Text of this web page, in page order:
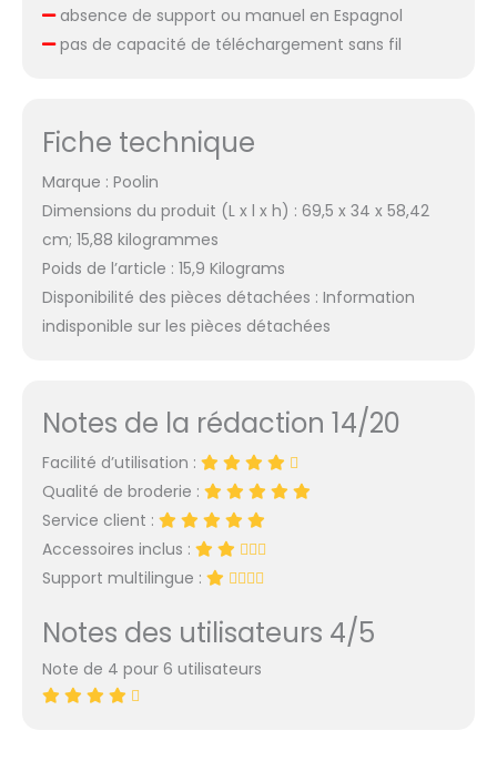
absence de support ou manuel en Espagnol
pas de capacité de téléchargement sans fil
Fiche technique
Marque : Poolin
Dimensions du produit (L x l x h) : 69,5 x 34 x 58,42
cm; 15,88 kilogrammes
Poids de l’article : 15,9 Kilograms
Disponibilité des pièces détachées : Information
indisponible sur les pièces détachées
Notes de la rédaction 14/20
Facilité d’utilisation :
Qualité de broderie :
Service client :
Accessoires inclus :
Support multilingue :
Notes des utilisateurs 4/5
Note de 4 pour 6 utilisateurs